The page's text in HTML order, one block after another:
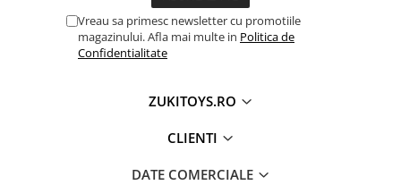
Vreau sa primesc newsletter cu promotiile
magazinului. Afla mai multe in Politica de
Confidentialitate
ZUKITOYS.RO
CLIENTI
DATE COMERCIALE